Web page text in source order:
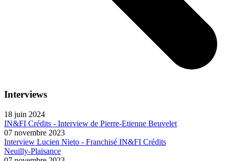
Interviews
18 juin 2024
IN&FI Crédits - Interview de Pierre-Etienne Beuvelet
07 novembre 2023
Interview Lucien Nieto - Franchisé IN&FI Crédits
Neuilly-Plaisance